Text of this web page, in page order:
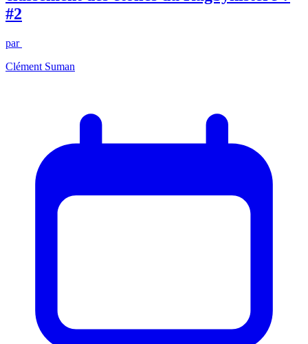
#2
par
Clément Suman